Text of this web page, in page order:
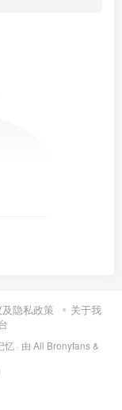
隐私政策
关于我
忆 · 由 All Bronyfans &